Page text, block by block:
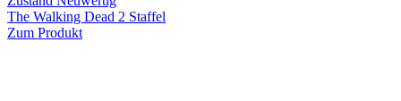
The Walking Dead 2 Staffel
Zum Produkt